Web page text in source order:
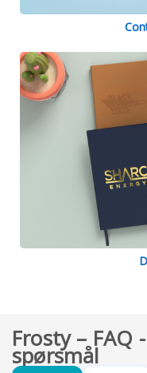
Frosty –
spørsmål